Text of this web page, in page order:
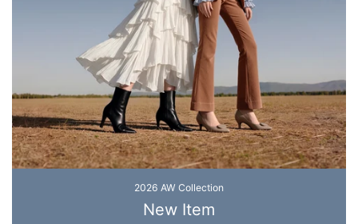
2026 AW Collection
New Item